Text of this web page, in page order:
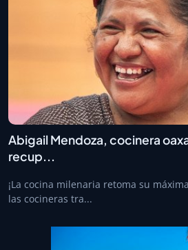
Abigail Mendoza, cocinera
recup...
¡La cocina milenaria retoma su
las cocineras tra...